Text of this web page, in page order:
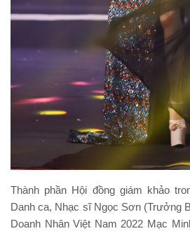
Thành phần Hội đồng giám khảo
Danh ca, Nhạc sĩ Ngọc Sơn (Trưởng
Doanh Nhân Việt Nam 2022 Mạc